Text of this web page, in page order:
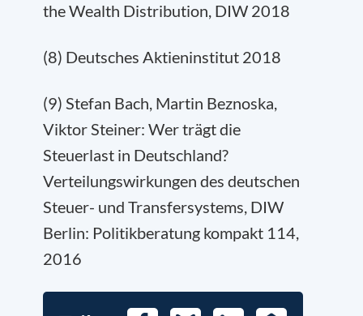
the Wealth Distribution, DIW 2018
(8) Deutsches Aktieninstitut 2018
(9) Stefan Bach, Martin Beznoska,
Viktor Steiner: Wer trägt die
Steuerlast in Deutschland?
Verteilungswirkungen des deutschen
Steuer- und Transfersystems, DIW
Berlin: Politikberatung kompakt 114,
2016